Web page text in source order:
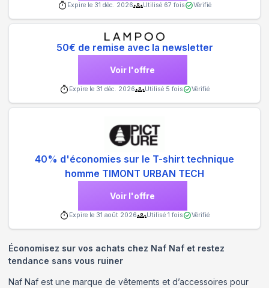
Expire le 31 déc. 2026 Utilisé 67 fois Vérifié
50€ de remise avec la newsletter
Voir l'offre
Expire le 31 déc. 2026 Utilisé 5 fois Vérifié
40% d'économies sur le T-shirt technique
homme TIMONT URBAN TECH
Voir l'offre
Expire le 31 août 2026 Utilisé 1 fois Vérifié
Économisez sur vos achats chez Naf Naf et restez
tendance sans vous ruiner
Naf Naf est une marque de vêtements et d’accessoires pour